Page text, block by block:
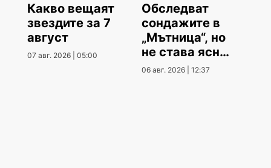
Какво вещаят
звездите за 7
август
07 авг. 2026 | 05:00
Обследват
сондажите в
„Мътница“, но
не става ясно
кога
06 авг. 2026 | 12:37